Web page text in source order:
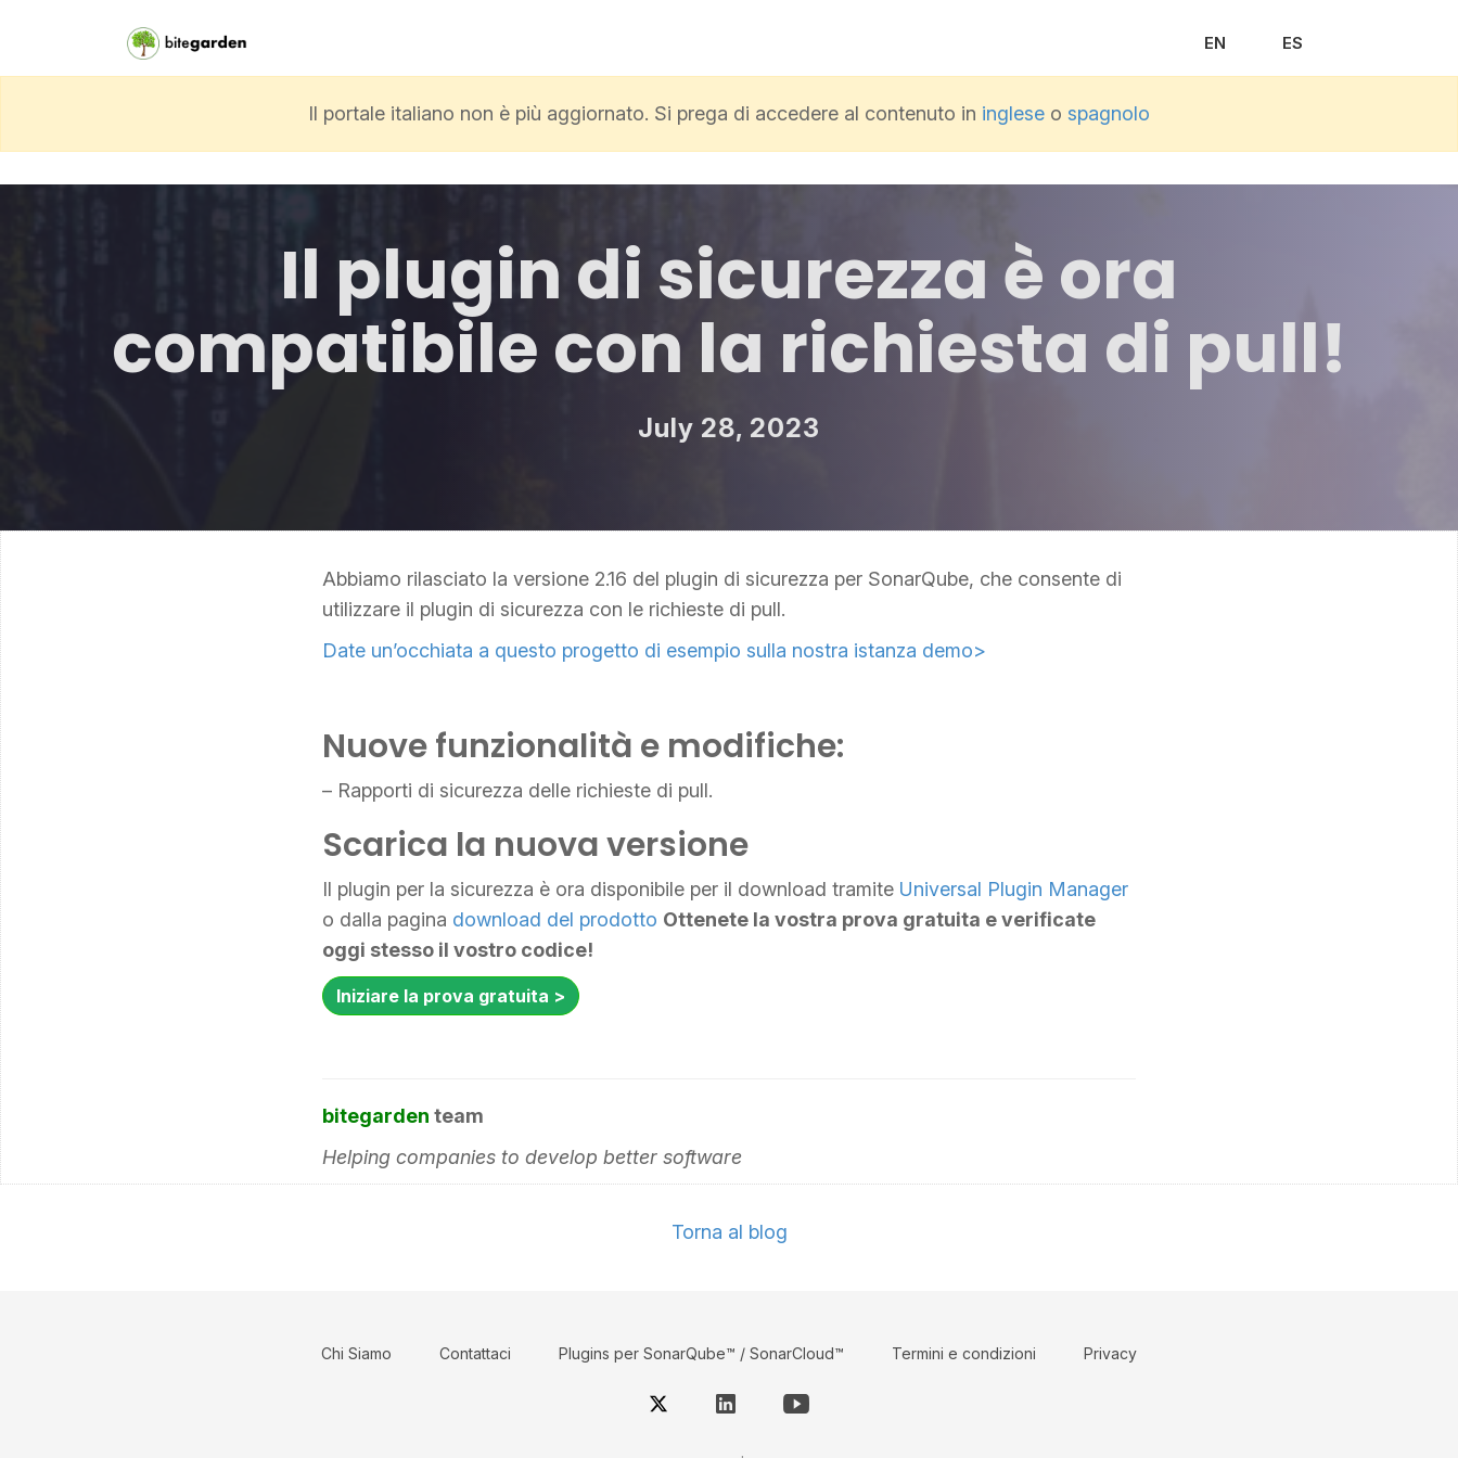
EN ES
Il portale italiano non è più aggiornato. Si prega di accedere al contenuto in inglese o spagnolo
Il plugin di sicurezza è ora
compatibile con la richiesta di pull!
July 28, 2023
Abbiamo rilasciato la versione 2.16 del plugin di sicurezza per SonarQube, che consente di
utilizzare il plugin di sicurezza con le richieste di pull.
Date un’occhiata a questo progetto di esempio sulla nostra istanza demo>
Nuove funzionalità e modifiche:
– Rapporti di sicurezza delle richieste di pull.
Scarica la nuova versione
Il plugin per la sicurezza è ora disponibile per il download tramite Universal Plugin Manager
o dalla pagina download del prodotto Ottenete la vostra prova gratuita e verificate
oggi stesso il vostro codice!
Iniziare la prova gratuita >
bitegarden team
Helping companies to develop better software
Torna al blog
Chi Siamo Contattaci Plugins per SonarQube™ / SonarCloud™ Termini e condizioni Privacy